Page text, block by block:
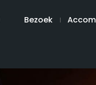
Bezoek